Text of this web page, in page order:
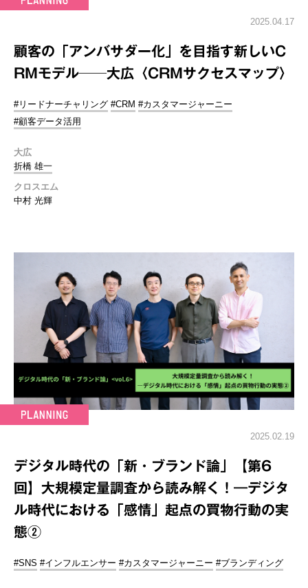
2025.04.17
顧客の「アンバサダー化」を目指す新しいC
RMモデル──大広〈CRMサクセスマップ〉
#リードナーチャリング #CRM #カスタマージャーニー
#顧客データ活用
大広
折橋 雄一
クロスエム
中村 光輝
2025.02.19
デジタル時代の「新・ブランド論」【第6
回】大規模定量調査から読み解く！―デジタ
ル時代における「感情」起点の買物行動の実
態②
#SNS #インフルエンサー #カスタマージャーニー #ブランディング